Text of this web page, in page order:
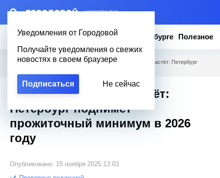
– НОВОСТИ ДНЯ
Уведомления от Городовой
Получайте уведомления о свежих
новостях в своем браузере
Подписаться Не сейчас
Новости Эксклюзив Вопросы о Петербурге Полезное
Городовой Новости Петербурга / «Цена выживания» растёт: Петербург
«Цена выживания» растёт:
Петербург поднимет
прожиточный минимум в 2026
году
Опубликовано: 15 ноября 2025 13:03